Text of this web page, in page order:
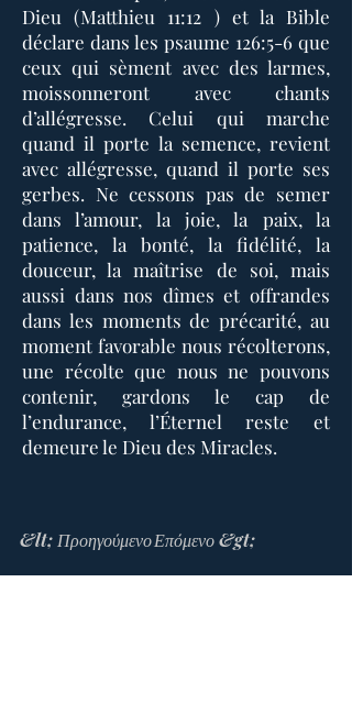
Dieu (Matthieu 11:12 ) et la Bible
déclare dans les psaume 126:5-6 que
ceux qui sèment avec des larmes,
moissonneront avec chants
d’allégresse. Celui qui marche
quand il porte la semence, revient
avec allégresse, quand il porte ses
gerbes. Ne cessons pas de semer
dans l’amour, la joie, la paix, la
patience, la bonté, la fidélité, la
douceur, la maîtrise de soi, mais
aussi dans nos dîmes et offrandes
dans les moments de précarité, au
moment favorable nous récolterons,
une récolte que nous ne pouvons
contenir, gardons le cap de
l’endurance, l’Éternel reste et
demeure le Dieu des Miracles.
&lt; ΠροηγούμενοΕπόμενο &gt;